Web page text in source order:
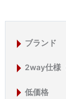
ブランド
2way仕様
低価格